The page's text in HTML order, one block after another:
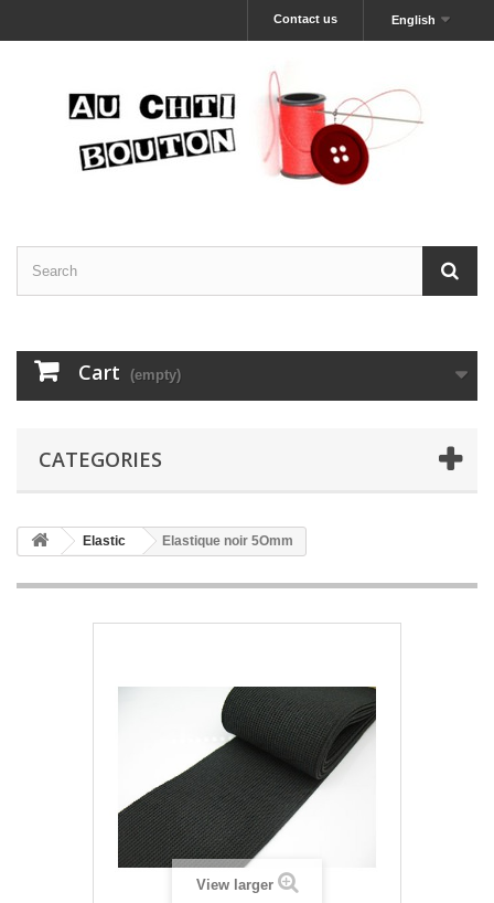
English
Contact us
Cart (empty)
CATEGORIES
Elastic Elastique noir 5Omm
View larger